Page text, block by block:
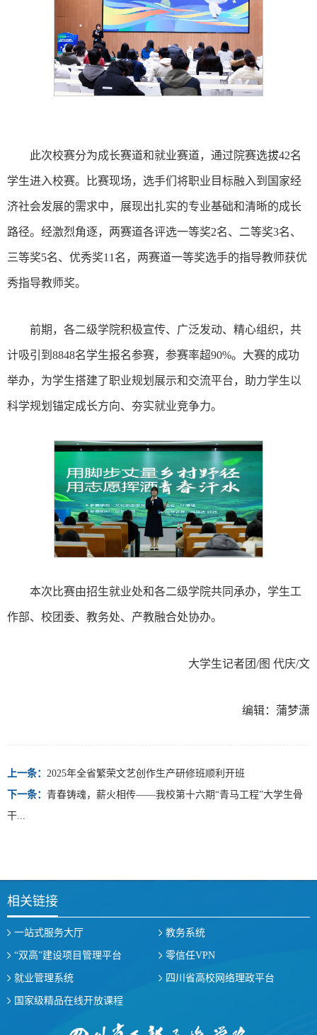
此次校赛分为成长赛道和就业赛道，通过院赛选拔42名
学生进入校赛。比赛现场，选手们将职业目标融入到国家经
济社会发展的需求中，展现出扎实的专业基础和清晰的成长
路径。经激烈角逐，两赛道各评选一等奖2名、二等奖3名、
三等奖5名、优秀奖11名，两赛道一等奖选手的指导教师获优
秀指导教师奖。
前期，各二级学院积极宣传、广泛发动、精心组织，共
计吸引到8848名学生报名参赛，参赛率超90%。大赛的成功
举办，为学生搭建了职业规划展示和交流平台，助力学生以
科学规划锚定成长方向、夯实就业竞争力。
本次比赛由招生就业处和各二级学院共同承办，学生工
作部、校团委、教务处、产教融合处协办。
大学生记者团/图 代庆/文
编辑：蒲梦潇
上一条： 2025年全省繁荣文艺创作生产研修班顺利开班
下一条： 青春铸魂，薪火相传——我校第十六期“青马工程”大学生骨
干...
相关链接
一站式服务大厅 教务系统
“双高”建设项目管理平台 零信任VPN
就业管理系统 四川省高校网络理政平台
国家级精品在线开放课程